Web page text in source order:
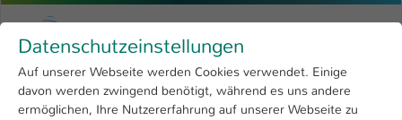
Menu
Forschung 4
Open submenu
Zum Hauptinhalt springen
Hochschule Kaiserslautern
Sie sind hier:
Profil Prof. Dr. phil. Claudia Münz
Datenschutzeinstellungen
Auf unserer Webseite werden Cookies verwendet. Einige
davon werden zwingend benötigt, während es uns andere
ermöglichen, Ihre Nutzererfahrung auf unserer Webseite zu